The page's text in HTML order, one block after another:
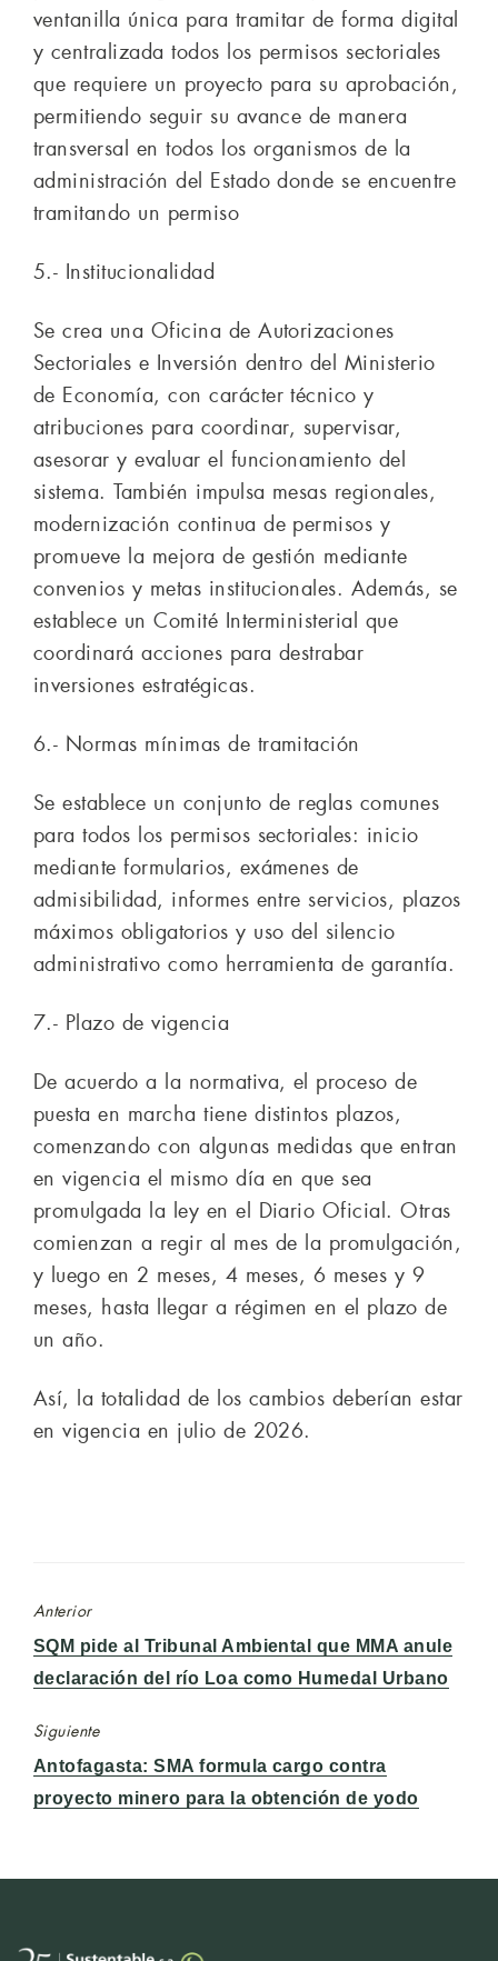
ventanilla única para tramitar de forma digital
y centralizada todos los permisos sectoriales
que requiere un proyecto para su aprobación,
permitiendo seguir su avance de manera
transversal en todos los organismos de la
administración del Estado donde se encuentre
tramitando un permiso
5.- Institucionalidad
Se crea una Oficina de Autorizaciones
Sectoriales e Inversión dentro del Ministerio
de Economía, con carácter técnico y
atribuciones para coordinar, supervisar,
asesorar y evaluar el funcionamiento del
sistema. También impulsa mesas regionales,
modernización continua de permisos y
promueve la mejora de gestión mediante
convenios y metas institucionales. Además, se
establece un Comité Interministerial que
coordinará acciones para destrabar
inversiones estratégicas.
6.- Normas mínimas de tramitación
Se establece un conjunto de reglas comunes
para todos los permisos sectoriales: inicio
mediante formularios, exámenes de
admisibilidad, informes entre servicios, plazos
máximos obligatorios y uso del silencio
administrativo como herramienta de garantía.
7.- Plazo de vigencia
De acuerdo a la normativa, el proceso de
puesta en marcha tiene distintos plazos,
comenzando con algunas medidas que entran
en vigencia el mismo día en que sea
promulgada la ley en el Diario Oficial. Otras
comienzan a regir al mes de la promulgación,
y luego en 2 meses, 4 meses, 6 meses y 9
meses, hasta llegar a régimen en el plazo de
un año.
Así, la totalidad de los cambios deberían estar
en vigencia en julio de 2026.
Anterior
Entrada
anterior:
SQM pide al Tribunal Ambiental que MMA anule
declaración del río Loa como Humedal Urbano
Siguiente
Entrada
siguiente:
Antofagasta: SMA formula cargo contra
proyecto minero para la obtención de yodo